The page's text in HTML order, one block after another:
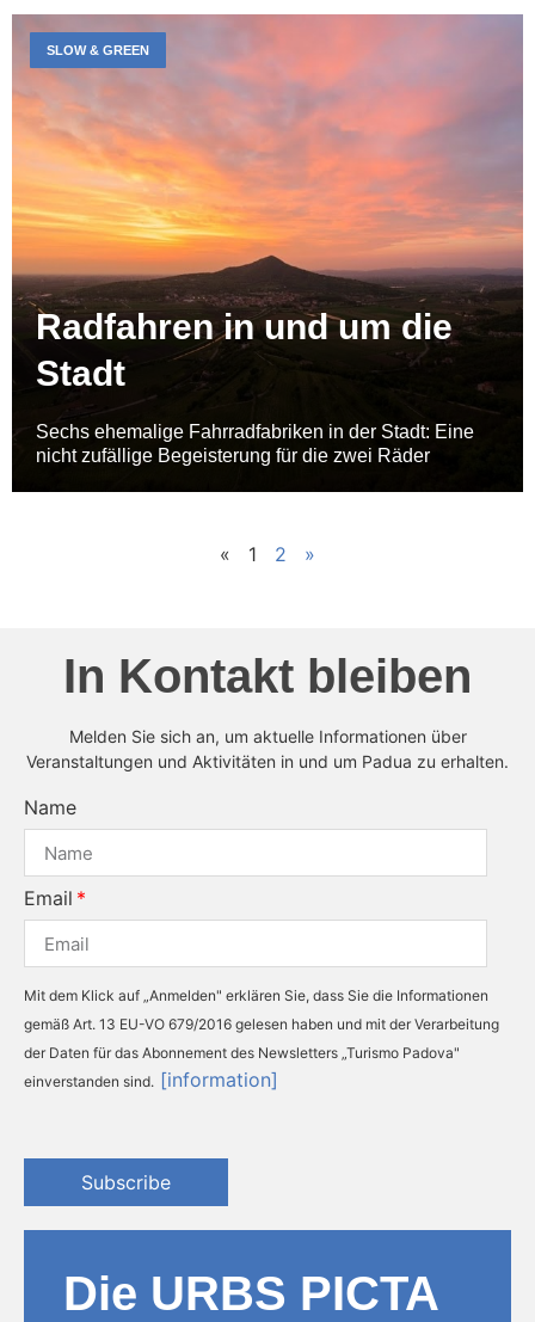
Radfahren in und um die
Stadt
Sechs ehemalige Fahrradfabriken in der Stadt: Eine
nicht zufällige Begeisterung für die zwei Räder
SLOW & GREEN
« 1 2 »
In Kontakt bleiben
Melden Sie sich an, um aktuelle Informationen über
Veranstaltungen und Aktivitäten in und um Padua zu erhalten.
Name
Email
Mit dem Klick auf „Anmelden" erklären Sie, dass Sie die Informationen
gemäß Art. 13 EU-VO 679/2016 gelesen haben und mit der Verarbeitung
der Daten für das Abonnement des Newsletters „Turismo Padova"
einverstanden sind. [information]
Subscribe
Die URBS PICTA